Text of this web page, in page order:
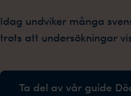
Idag undviker många
trots att undersökningar
Ta del av vår guide